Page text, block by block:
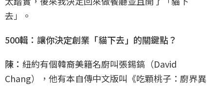
去」。
500輯：讓你決定創業「貓下去」的關鍵點？
陳： 紐約有個韓裔美籍名廚叫張錫鎬（David
Chang），他有本自傳中文版叫《吃顆桃子：廚界異